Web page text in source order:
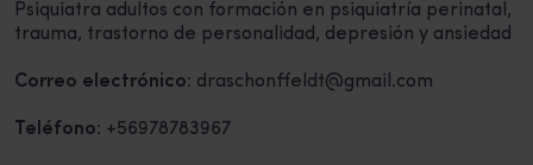
Psiquiatra adultos con formación en psiquiatría perinatal,
trauma, trastorno de personalidad, depresión y ansiedad
Correo electrónico: draschonffeldt@gmail.com
Teléfono: +56978783967